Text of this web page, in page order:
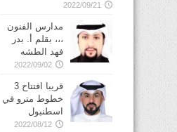
2022/09/21
مدارس الفنون
،،، بقلم أ. بدر
فهد الطشه
2022/09/02
قريبا افتتاح 3
خطوط مترو في
2022/08/12